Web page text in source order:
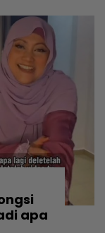
apa